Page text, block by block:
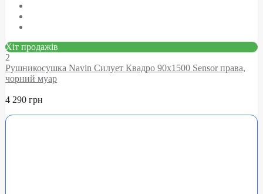
Хіт продажів
2
Рушникосушка Navin Силует Квадро 90х1500 Sensor права,
чорний муар
4 290 грн